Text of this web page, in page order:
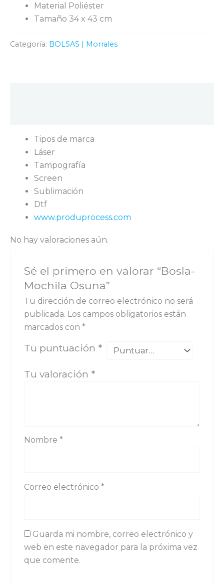
Material Poliéster
Tamaño 34 x 43 cm
Categoría: BOLSAS | Morrales
Tipos de marca
Láser
Tampografía
Screen
Sublimación
Dtf
www.produprocess.com
No hay valoraciones aún.
Sé el primero en valorar “Bosla-
Mochila Osuna”
Tu dirección de correo electrónico no será
publicada. Los campos obligatorios están
marcados con *
Tu puntuación *
Tu valoración *
Nombre *
Correo electrónico *
Guarda mi nombre, correo electrónico y
web en este navegador para la próxima vez
que comente.